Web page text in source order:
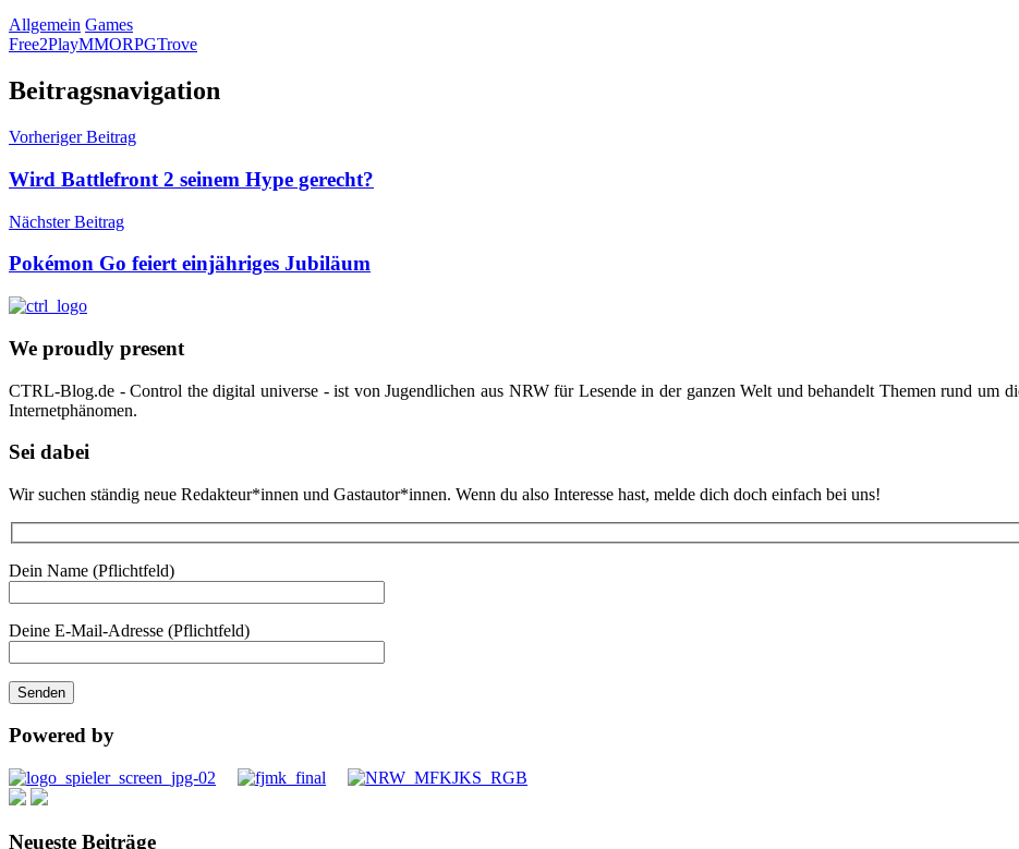
Allgemein Games
Free2PlayMMORPGTrove
Beitragsnavigation
Vorheriger Beitrag
Wird Battlefront 2 seinem Hype gerecht?
Nächster Beitrag
Pokémon Go feiert einjähriges Jubiläum
We proudly present
CTRL-Blog.de - Control the digital universe - ist von Jugendlichen aus NRW für Lesende in der ganzen Welt und behandelt Themen rund um
Internetphänomen.
Sei dabei
Wir suchen ständig neue Redakteur*innen und Gastautor*innen. Wenn du also Interesse hast, melde dich doch einfach bei uns!
Dein Name (Pflichtfeld)
Deine E-Mail-Adresse (Pflichtfeld)
Powered by
Neueste Beiträge